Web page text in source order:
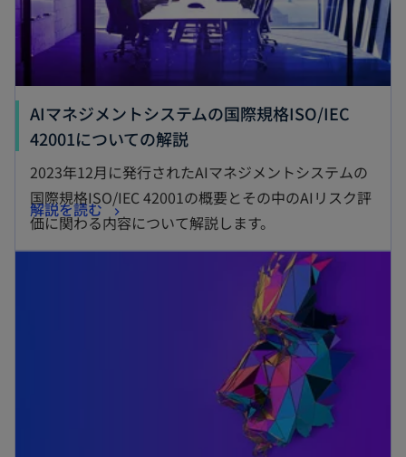
AIマネジメントシステムの国際規格ISO/IEC
42001についての解説
し
い
タ
ブ
2023年12月に発行されたAIマネジメントシステムの
国際規格ISO/IEC 42001の概要とその中のAIリスク評
価に関わる内容について解説します。
解説を読む
新
し
い
新しいタブで開く